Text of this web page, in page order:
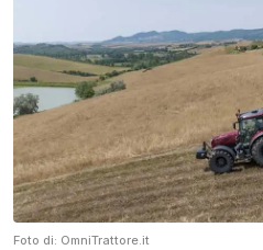
Foto di: OmniTrattore.it